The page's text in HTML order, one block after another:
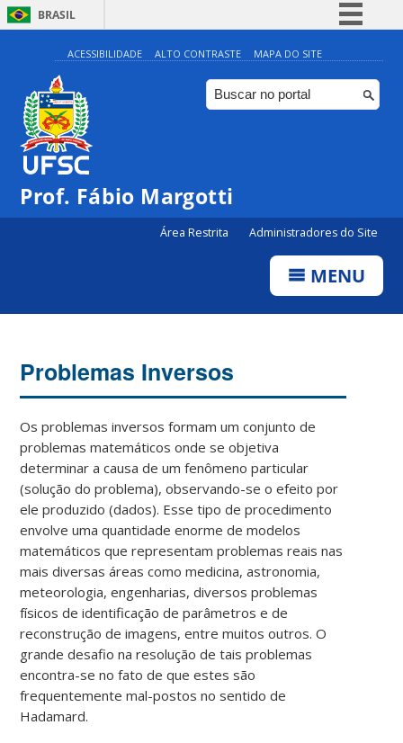
BRASIL
Simplifique!
Comunica BR
Participe
ACESSIBILIDADE ALTO CONTRASTE MAPA DO SITE
Prof. Fábio Margotti
Área Restrita Administradores do Site
MENU
Problemas Inversos
Os problemas inversos formam um conjunto de
problemas matemáticos onde se objetiva
determinar a causa de um fenômeno particular
(solução do problema), observando-se o efeito por
ele produzido (dados). Esse tipo de procedimento
envolve uma quantidade enorme de modelos
matemáticos que representam problemas reais nas
mais diversas áreas como medicina, astronomia,
meteorologia, engenharias, diversos problemas
físicos de identificação de parâmetros e de
reconstrução de imagens, entre muitos outros. O
grande desafio na resolução de tais problemas
encontra-se no fato de que estes são
frequentemente mal-postos no sentido de
Hadamard.